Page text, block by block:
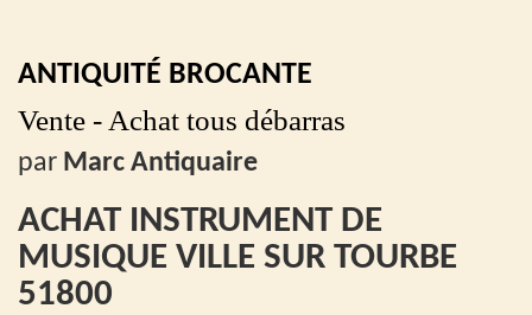
ANTIQUITÉ BROCANTE
Vente - Achat tous débarras
par Marc Antiquaire
ACHAT INSTRUMENT DE
MUSIQUE VILLE SUR TOURBE
51800